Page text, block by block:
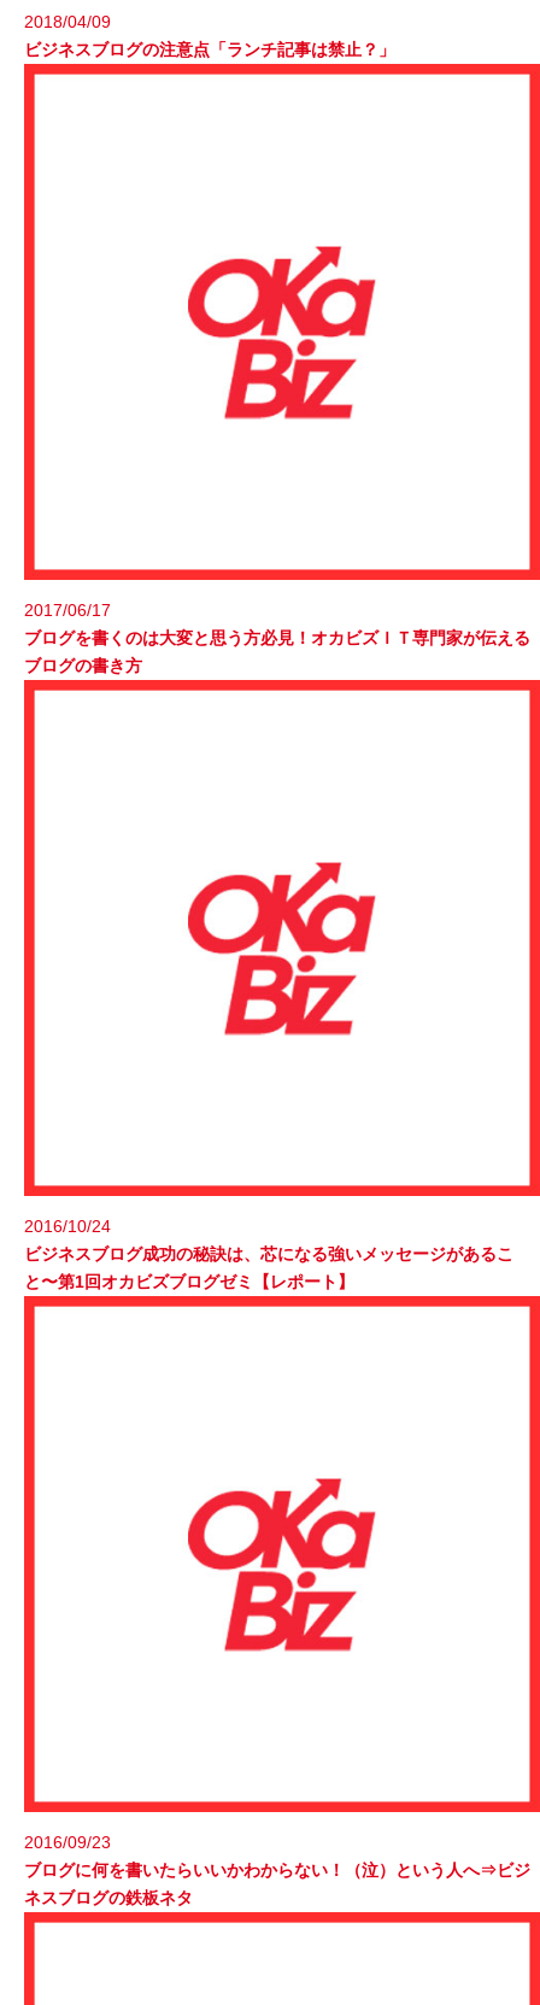
2018/04/09
ビジネスブログの注意点「ランチ記事は禁止？」
2017/06/17
ブログを書くのは大変と思う方必見！オカビズＩＴ専門家が伝える
ブログの書き方
2016/10/24
ビジネスブログ成功の秘訣は、芯になる強いメッセージがあるこ
と〜第1回オカビズブログゼミ【レポート】
2016/09/23
ブログに何を書いたらいいかわからない！（泣）という人へ⇒ビジ
ネスブログの鉄板ネタ